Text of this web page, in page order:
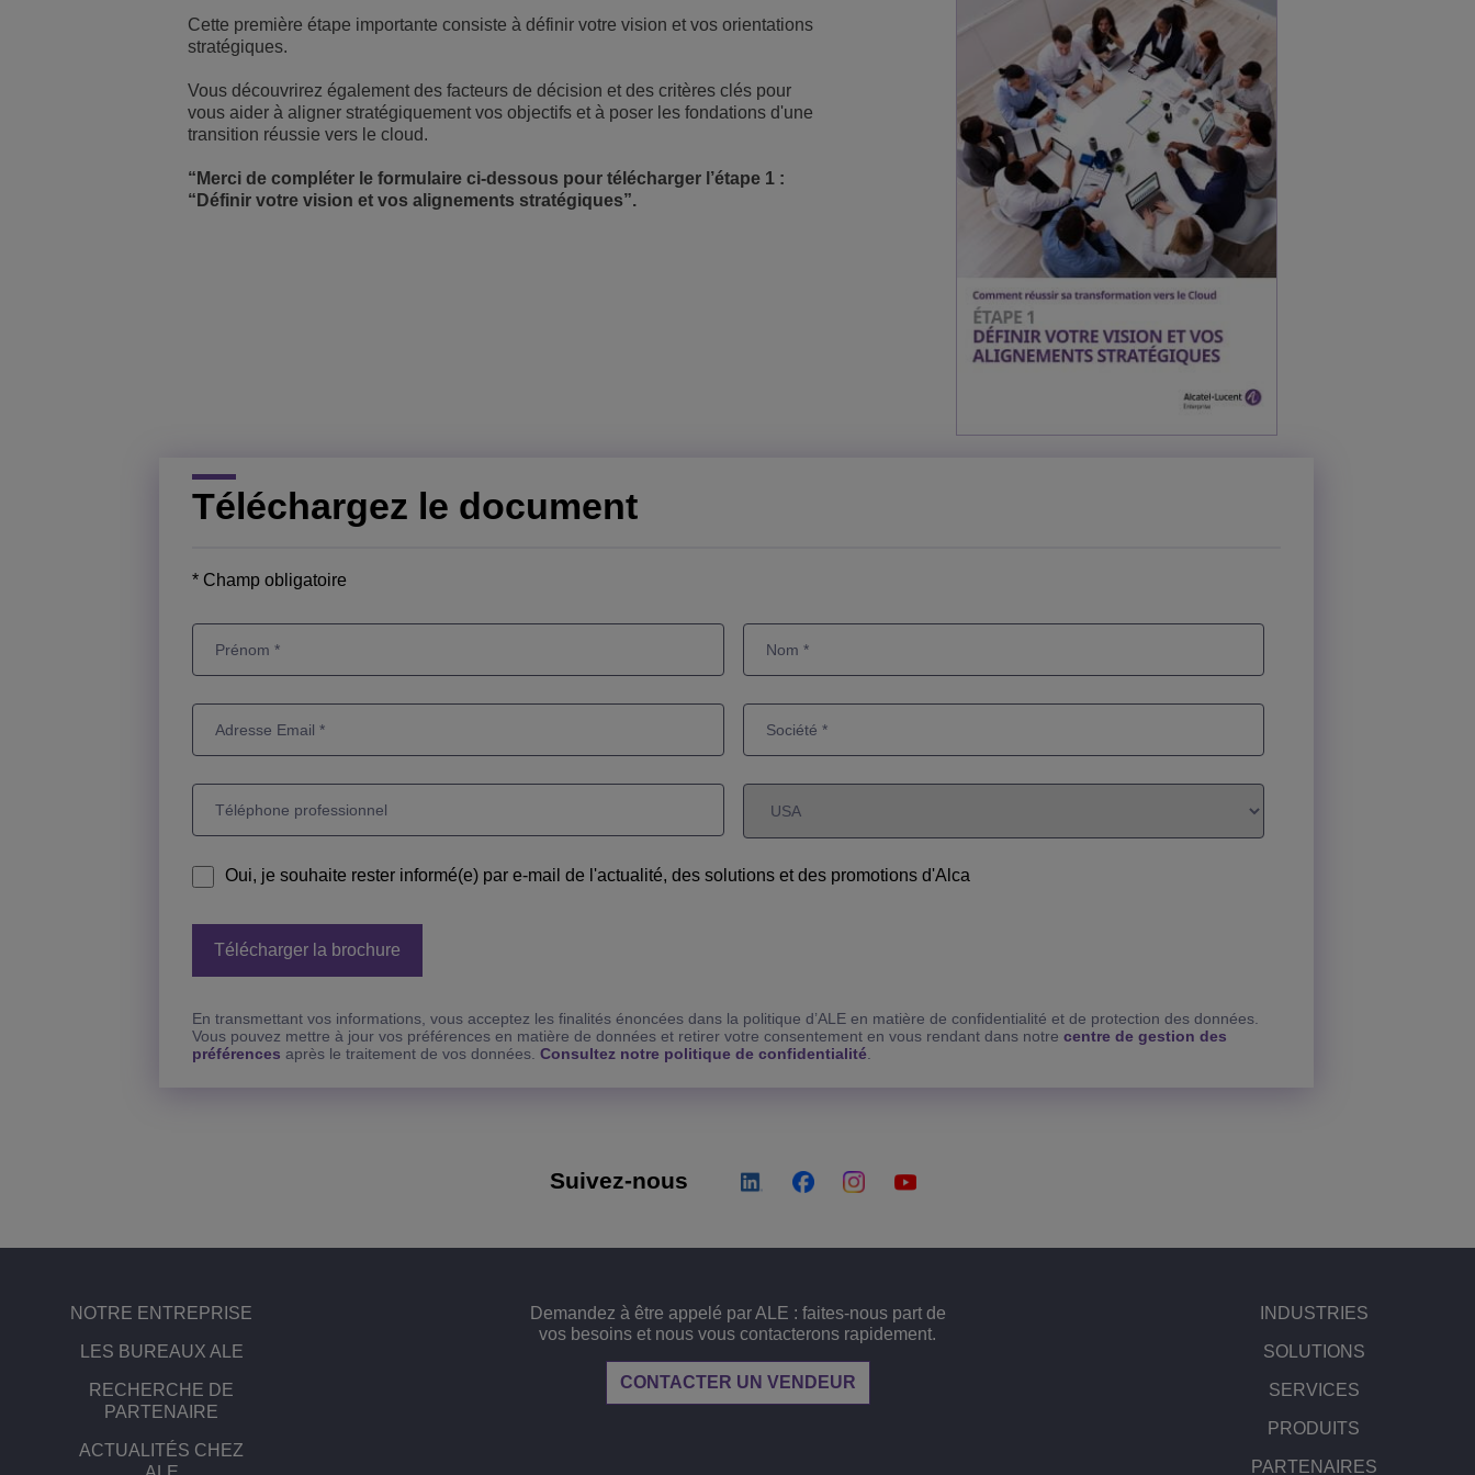
Solutions pour le secteur du transport
Petites et moyennes entreprises
Everything as a Service (XaaS)
Espace de travail hybride
Voir plus
Gestion de réseau et sécurité
Les bureaux d'ALE
Cette première étape importante consiste à définir votre vision et vos orientations
stratégiques.
Vous découvrirez également des facteurs de décision et des critères clés pour
vous aider à aligner stratégiquement vos objectifs et à poser les fondations d'une
transition réussie vers le cloud.
“Merci de compléter le formulaire ci-dessous pour télécharger l’étape 1 :
“Définir votre vision et vos alignements stratégiques”.
Téléchargez le document
* Champ obligatoire
Oui, je souhaite rester informé(e) par e-mail de l'actualité, des solutions et des promotions d'Alca
En transmettant vos informations, vous acceptez les finalités énoncées dans la politique d’ALE en matière de confidentialité et de protection des données.
Vous pouvez mettre à jour vos préférences en matière de données et retirer votre consentement en vous rendant dans notre centre de gestion des
préférences après le traitement de vos données. Consultez notre politique de confidentialité
Suivez-nous
NOTRE ENTREPRISE
LES BUREAUX ALE
RECHERCHE DE
PARTENAIRE
ACTUALITÉS CHEZ
Demandez à être appelé par ALE : faites-nous part de
vos besoins et nous vous contacterons rapidement.
CONTACTER UN VENDEUR
INDUSTRIES
SOLUTIONS
SERVICES
PRODUITS
PARTENAIRES